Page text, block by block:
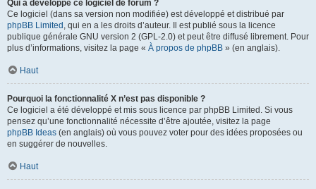
Qui a développé ce logiciel de forum ?
Ce logiciel (dans sa version non modifiée) est développé et distribué par
phpBB Limited , qui en a les droits d’auteur. Il est publié sous la licence
publique générale GNU version 2 (GPL-2.0) et peut être diffusé librement. Pour
plus d’informations, visitez la page « À propos de phpBB » (en anglais).
Haut
Pourquoi la fonctionnalité X n’est pas disponible ?
Ce logiciel a été développé et mis sous licence par phpBB Limited. Si vous
pensez qu’une fonctionnalité nécessite d’être ajoutée, visitez la page
phpBB Ideas (en anglais) où vous pouvez voter pour des idées proposées ou
en suggérer de nouvelles.
Haut